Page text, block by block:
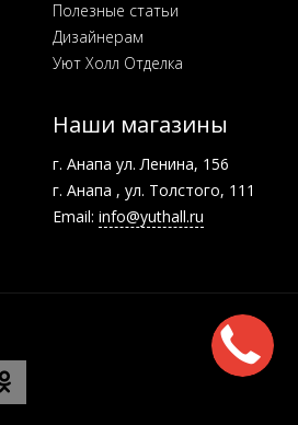
Полезные статьи
Дизайнерам
Уют Холл Отделка
Наши магазины
г. Анапа ул. Ленина, 156
г. Анапа , ул. Толстого, 111
Email: info@yuthall.ru